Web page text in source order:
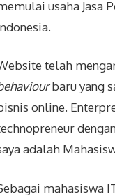
usaha Jasa
telah
baru yang
online.
adalah
mahasiswa